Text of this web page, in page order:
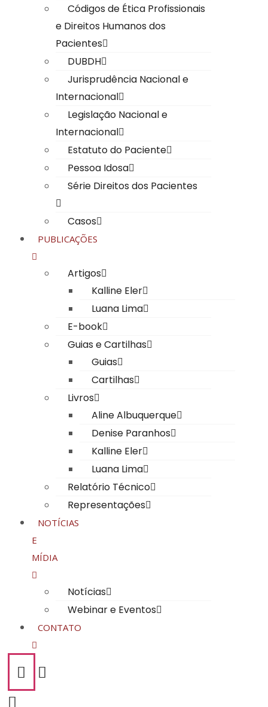
Códigos de Ética Profissionais
e Direitos Humanos dos
Pacientes
DUBDH
Jurisprudência Nacional e
Internacional
Legislação Nacional e
Internacional
Estatuto do Paciente
Pessoa Idosa
Série Direitos dos Pacientes
Casos
PUBLICAÇÕES
Artigos
Kalline Eler
Luana Lima
E-book
Guias e Cartilhas
Guias
Cartilhas
Livros
Aline Albuquerque​
Denise Paranhos​
Kalline Eler​
Luana Lima
Relatório Técnico
Representações
NOTÍCIAS
E
MÍDIA
Notícias
Webinar e Eventos
CONTATO